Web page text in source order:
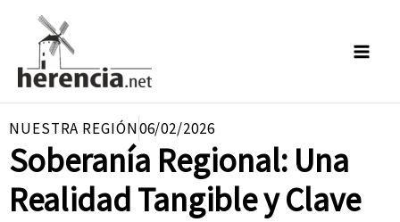
contenido
NUESTRA REGIÓN06/02/2026
Soberanía Regional: Una
Realidad Tangible y Clave